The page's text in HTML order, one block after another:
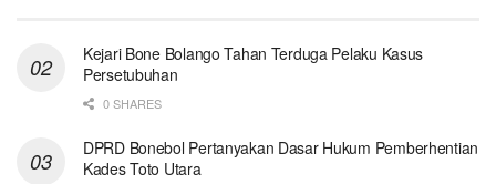
Kejari Bone Bolango Tahan Terduga Pelaku Kasus
Persetubuhan
0 SHARES
DPRD Bonebol Pertanyakan Dasar Hukum Pemberhentian
Kades Toto Utara